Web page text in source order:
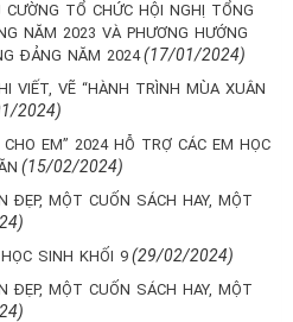
TỔ CHỨC HỘI NGHỊ TỔNG
NĂM 2023 VÀ PHƯƠNG HƯỚNG
ĐẢNG NĂM 2024 (17/01/2024)
VIẾT, VẼ “HÀNH TRÌNH MÙA XUÂN
2024)
EM” 2024 HỖ TRỢ CÁC EM HỌC
(15/02/2024)
ĐẸP, MỘT CUỐN SÁCH HAY, MỘT
SINH KHỐI 9 (29/02/2024)
ĐẸP, MỘT CUỐN SÁCH HAY, MỘT